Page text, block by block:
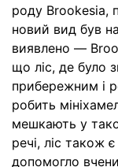
роду Brookesia,
новий вид був
виявлено —
що ліс, де було
прибережним і
робить
мешкають у
речі, ліс також
допомогло